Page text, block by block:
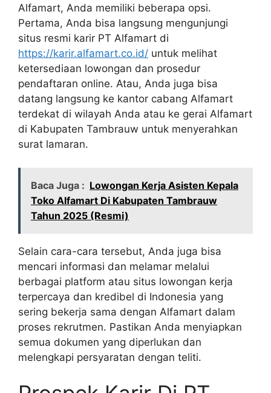
Alfamart, Anda memiliki beberapa opsi.
Pertama, Anda bisa langsung mengunjungi
situs resmi karir PT Alfamart di
https://karir.alfamart.co.id/ untuk melihat
ketersediaan lowongan dan prosedur
pendaftaran online. Atau, Anda juga bisa
datang langsung ke kantor cabang Alfamart
terdekat di wilayah Anda atau ke gerai Alfamart
di Kabupaten Tambrauw untuk menyerahkan
surat lamaran.
Baca Juga : Lowongan Kerja Asisten Kepala
Toko Alfamart Di Kabupaten Tambrauw
Tahun 2025 (Resmi)
Selain cara-cara tersebut, Anda juga bisa
mencari informasi dan melamar melalui
berbagai platform atau situs lowongan kerja
terpercaya dan kredibel di Indonesia yang
sering bekerja sama dengan Alfamart dalam
proses rekrutmen. Pastikan Anda menyiapkan
semua dokumen yang diperlukan dan
melengkapi persyaratan dengan teliti.